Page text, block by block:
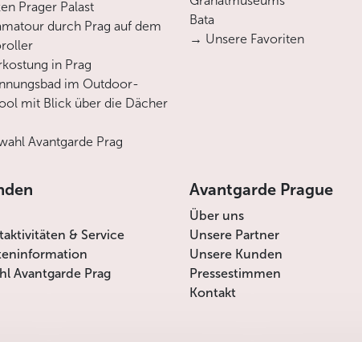
Nest von Blattsalaten, garniert mit Scheiben
frisch gebackenes Brot
Knoblauch gefüllt, dazu Graupen mit Pilzen und
serviert mit Kartoffelstampf
gebratener roter und gelber Rüben, frisch
serviert mit Kartoffelstampf
Prager Palast
durch Prag auf dem
in Prag
im Outdoor-
mit Blick über die Dächer
Avantgarde Prag
Bata
→ Unsere Favoriten
& Service
Avantgarde Prag
Avantgarde Prague
Über uns
Unsere Partner
Unsere Kunden
Pressestimmen
Kontakt